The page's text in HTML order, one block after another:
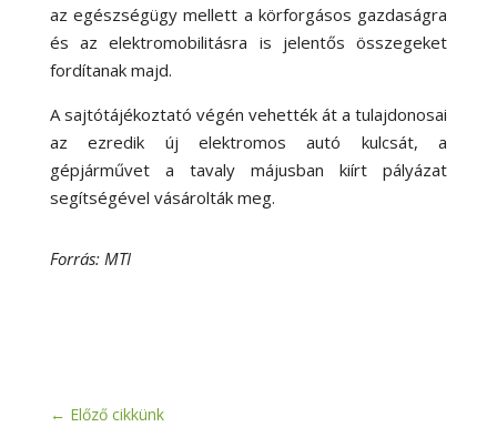
az egészségügy mellett a körforgásos gazdaságra
és az elektromobilitásra is jelentős összegeket
fordítanak majd.
A sajtótájékoztató végén vehették át a tulajdonosai
az ezredik új elektromos autó kulcsát, a
gépjárművet a tavaly májusban kiírt pályázat
segítségével vásárolták meg.
Forrás: MTI
← Előző cikkünk